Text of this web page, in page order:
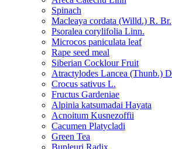
Spinach
Macleaya cordata (Willd.) R. Br.
Psoralea corylifolia Linn.
Microcos paniculata leaf
Rape seed meal
Siberian Cocklour Fruit
Atractylodes Lancea (Thunb.)
Crocus sativus L.
Fructus Gardeniae
Alpinia katsumadai Hayata
Acnoitum Kusnezoffii
Cacumen Platycladi
Green Tea
Bupleuri Radix